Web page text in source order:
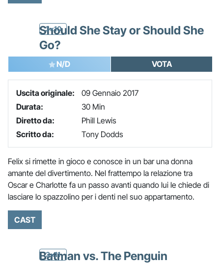
3x10
Should She Stay or Should She
Go?
N/D VOTA
Uscita originale:
09 Gennaio 2017
Durata:
30 Min
Diretto da:
Phill Lewis
Scritto da:
Tony Dodds
Felix si rimette in gioco e conosce in un bar una donna
amante del divertimento. Nel frattempo la relazione tra
Oscar e Charlotte fa un passo avanti quando lui le chiede di
lasciare lo spazzolino per i denti nel suo appartamento.
CAST
3x11
Batman vs. The Penguin